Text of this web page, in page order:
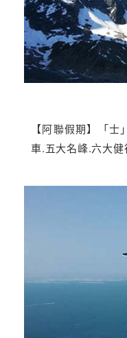
【阿聯假期】「
車.五大名峰.六大